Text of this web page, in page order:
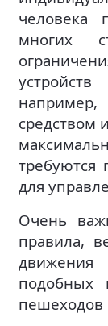
человека
многих
например,
средством
требуются
для
Очень
правила,
движения
подобных
пешеходов